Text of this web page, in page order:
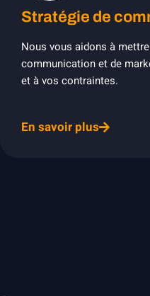
Stratégie de
Nous vous aidons à
communication et de
et à vos contraintes.
En savoir plus